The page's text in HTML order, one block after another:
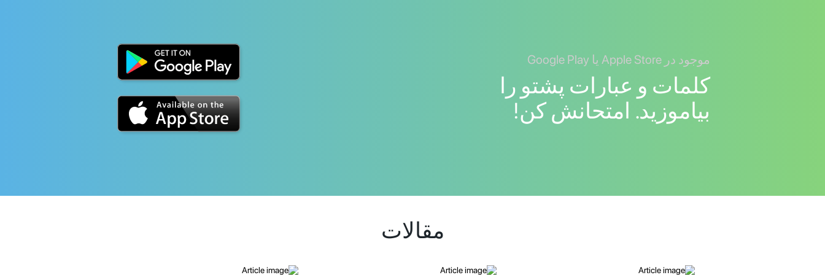
موجود در Apple Store یا Google Play
کلمات و عبارات پشتو را
بیاموزید. امتحانش کن!
مقالات